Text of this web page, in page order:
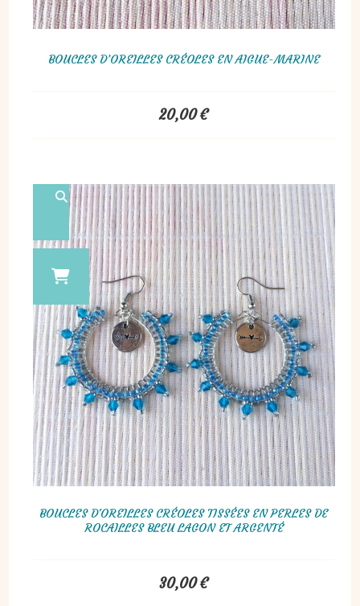
BOUCLES D’OREILLES CRÉOLES EN AIGUE-MARINE
20,00€
BOUCLES D'OREILLES CRÉOLES TISSÉES EN PERLES DE
ROCAILLES BLEU LAGON ET ARGENTÉ
30,00€